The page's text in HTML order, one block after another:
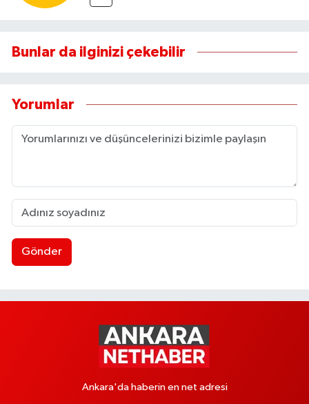
Bunlar da ilginizi çekebilir
Yorumlar
Gönder
Ankara'da haberin en net adresi